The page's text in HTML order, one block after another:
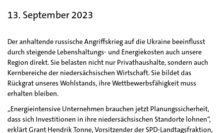
13. September 2023
Der anhaltende russische Angriffskrieg auf die Ukraine beeinflusst
durch steigende Lebenshaltungs- und Energiekosten auch unsere
Region direkt. Sie belasten nicht nur Privathaushalte, sondern auch
Kernbereiche der niedersächsischen Wirtschaft. Sie bildet das
Rückgrat unseres Wohlstands, ihre Wettbewerbsfähigkeit muss
erhalten bleiben.
„Energieintensive Unternehmen brauchen jetzt Planungssicherheit,
dass sich Investitionen in ihre niedersächsischen Standorte lohnen“,
erklärt Grant Hendrik Tonne, Vorsitzender der SPD-Landtagsfraktion,